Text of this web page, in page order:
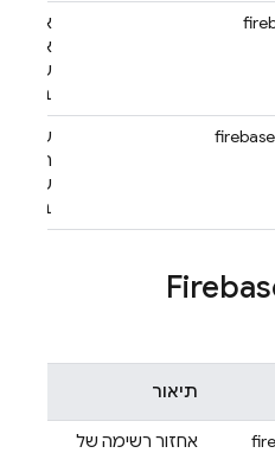
אחזור
אכיפה
עדכון
שירות
תיאור
אחזור רשימה של